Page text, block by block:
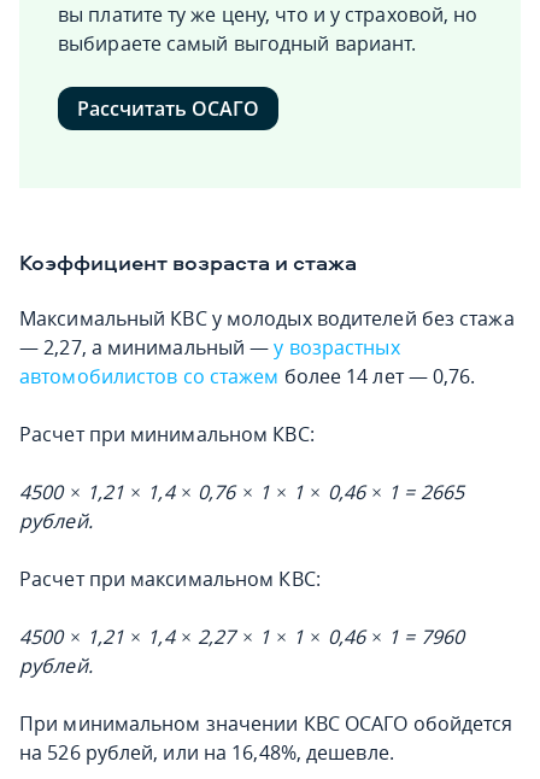
вы платите ту же цену, что и у страховой, но
выбираете самый выгодный вариант.
Рассчитать ОСАГО
Коэффициент возраста и стажа
Максимальный КВС у молодых водителей без стажа
— 2,27, а минимальный —у возрастных
автомобилистов со стажем более 14 лет — 0,76.
Расчет при минимальном КВС:
4500 × 1,21 × 1,4 × 0,76 × 1 × 1 × 0,46 × 1 = 2665
рублей.
Расчет при максимальном КВС:
4500 × 1,21 × 1,4 × 2,27 × 1 × 1 × 0,46 × 1 = 7960
рублей.
При минимальном значении КВС ОСАГО обойдется
на 526 рублей, или на 16,48%, дешевле.